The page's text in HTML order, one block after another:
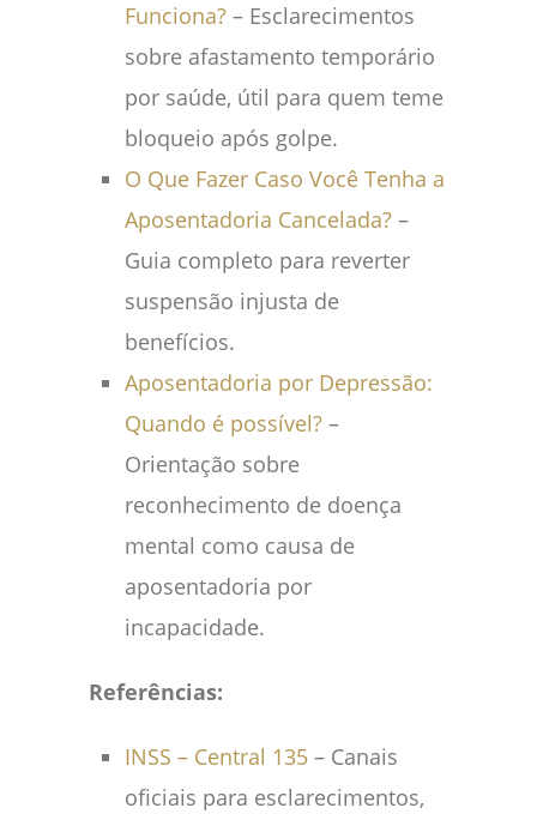
Funciona? – Esclarecimentos
sobre afastamento temporário
por saúde, útil para quem teme
bloqueio após golpe.
O Que Fazer Caso Você Tenha a
Aposentadoria Cancelada? –
Guia completo para reverter
suspensão injusta de
benefícios.
Aposentadoria por Depressão:
Quando é possível? –
Orientação sobre
reconhecimento de doença
mental como causa de
aposentadoria por
incapacidade.
Referências:
INSS – Central 135 – Canais
oficiais para esclarecimentos,